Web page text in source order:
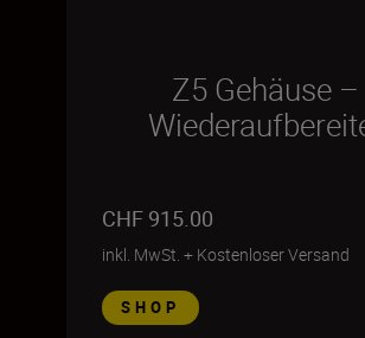
Z5 Gehäuse –
CHF 915.00
inkl. MwSt. + Kostenloser Versand
SHOP